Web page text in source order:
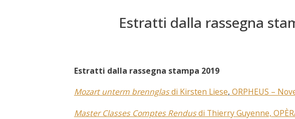
Estratti dalla rassegna
Estratti dalla rassegna stampa 2019
Mozart unterm brennglasdi Kirsten Liese, ORPHEUS –
Master Classes Comptes Rendusdi Thierry Guyenne,